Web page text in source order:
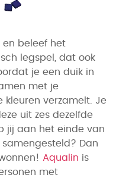
beleef het
legspel, dat ook
je een duik in
met je
kleuren verzamelt. Je
uit zes dezelfde
jij aan het einde van
Dan
Aqualin is
met